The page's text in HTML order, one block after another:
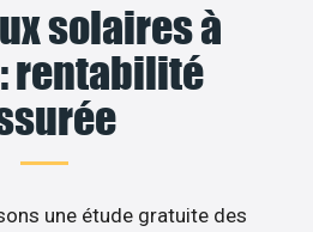
solaires à
rentabilité
une étude gratuite des